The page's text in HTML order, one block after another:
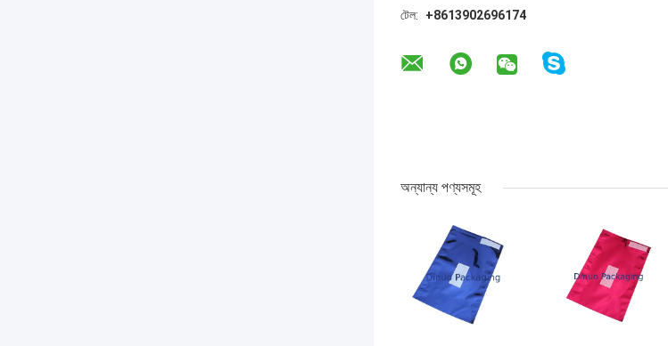
টেল:
+8613902696174
অন্যান্য পণ্যসমূহ